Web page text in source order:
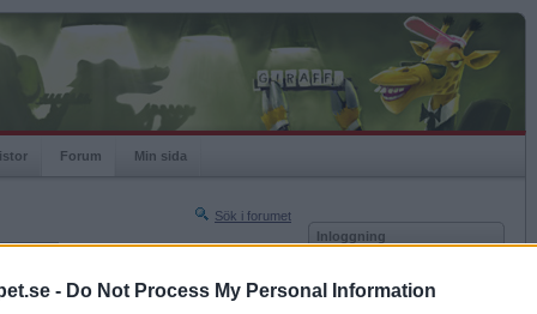
- Do Not Process My Personal Information
Forum Min sida
Sök i forumet
Nästa sida »
Inloggning